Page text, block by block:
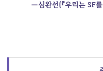
―심완선(『우리는 SF